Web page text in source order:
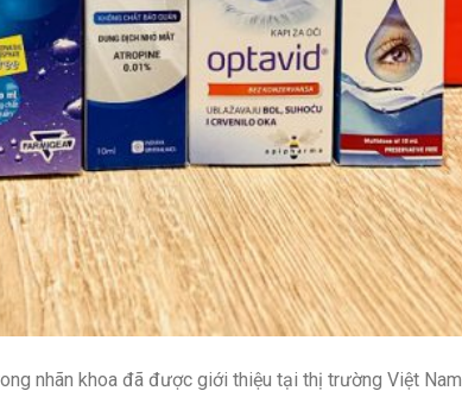
nhãn khoa đã được giới thiệu tại thị trường Việt Nam